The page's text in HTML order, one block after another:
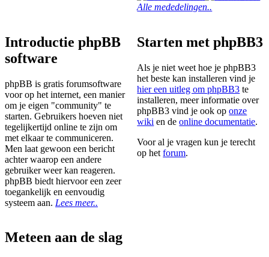
Alle mededelingen..
Introductie phpBB
software
phpBB is gratis forumsoftware
voor op het internet, een manier
om je eigen "community" te
starten. Gebruikers hoeven niet
tegelijkertijd online te zijn om
met elkaar te communiceren.
Men laat gewoon een bericht
achter waarop een andere
gebruiker weer kan reageren.
phpBB biedt hiervoor een zeer
toegankelijk en eenvoudig
systeem aan. Lees meer..
Starten met phpBB3
Als je niet weet hoe je phpBB3
het beste kan installeren vind je
hier een uitleg om phpBB3 te
installeren, meer informatie over
phpBB3 vind je ook oponze
wiki en deonline documentatie.
Voor al je vragen kun je terecht
op hetforum.
Meteen aan de slag